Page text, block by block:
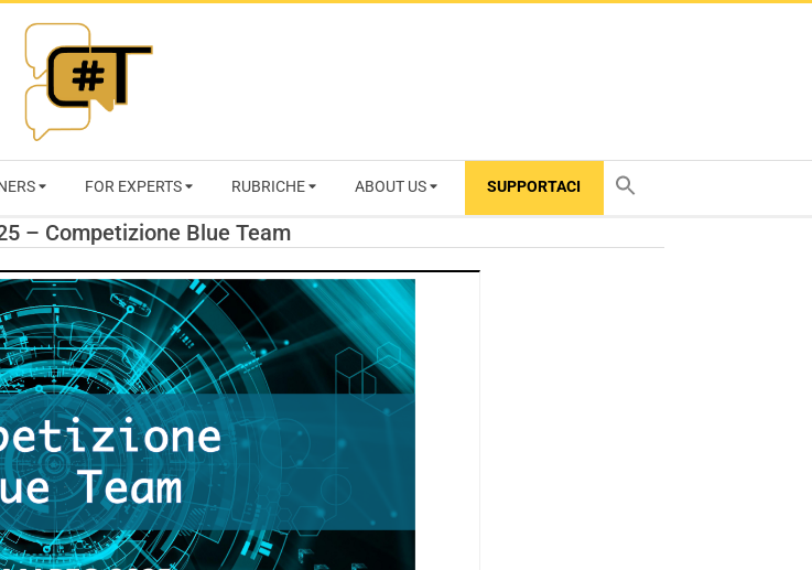
RIVISTA
CYBERSECURITY
TRENDS
FOR EXPERTS RUBRICHE ABOUT US SUPPORTACI
– Competizione Blue Team